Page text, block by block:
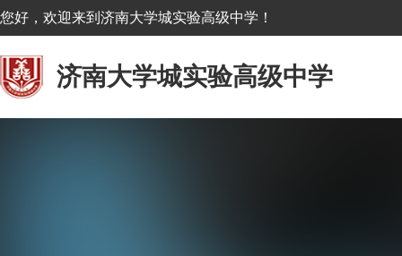
您好，欢迎来到济南大学城实验高级中学！
济南大学城实验高级中学